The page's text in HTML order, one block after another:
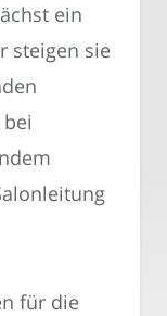
ein
steigen sie
für die